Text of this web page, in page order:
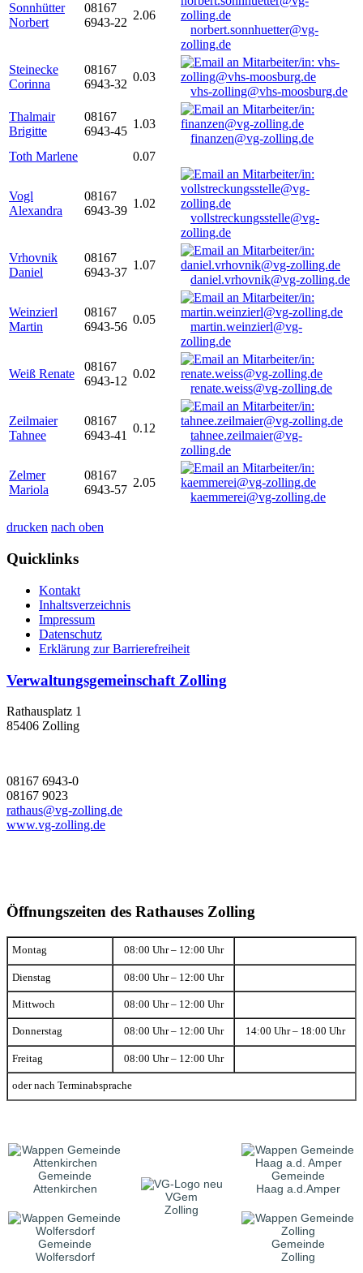
Sonnhütter
Norbert
08167
6943-22
2.06
norbert.sonnhuetter@vg-
zolling.de
Steinecke
Corinna
08167
6943-32
0.03
vhs-zolling@vhs-moosburg.de
Thalmair
Brigitte
08167
6943-45
1.03
finanzen@vg-zolling.de
Toth Marlene
0.07
Vogl
Alexandra
08167
6943-39
1.02
vollstreckungsstelle@vg-
zolling.de
Vrhovnik
Daniel
08167
6943-37
1.07
daniel.vrhovnik@vg-zolling.de
Weinzierl
Martin
08167
6943-56
0.05
martin.weinzierl@vg-
zolling.de
Weiß Renate
08167
6943-12
0.02
renate.weiss@vg-zolling.de
Zeilmaier
Tahnee
08167
6943-41
0.12
tahnee.zeilmaier@vg-
zolling.de
Zelmer
Mariola
08167
6943-57
2.05
kaemmerei@vg-zolling.de
drucken nach oben
Quicklinks
Kontakt
Inhaltsverzeichnis
Impressum
Datenschutz
Erklärung zur Barrierefreiheit
Verwaltungsgemeinschaft Zolling
Rathausplatz 1
85406 Zolling
08167 6943-0
08167 9023
rathaus@vg-zolling.de
www.vg-zolling.de
Öffnungszeiten des Rathauses Zolling
Montag 08:00 Uhr – 12:00 Uhr
Dienstag 08:00 Uhr – 12:00 Uhr
Mittwoch 08:00 Uhr – 12:00 Uhr
Donnerstag 08:00 Uhr – 12:00 Uhr 14:00 Uhr – 18:00 Uhr
Freitag 08:00 Uhr – 12:00 Uhr
oder nach Terminabsprache
Gemeinde
Attenkirchen
VGem
Zolling
Gemeinde
Haag a.d.Amper
Gemeinde
Wolfersdorf
Gemeinde
Zolling